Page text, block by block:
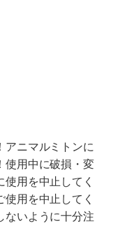
アニマルミトンに
使用中に破損・変
用を中止してく
用を中止してく
ないように十分注